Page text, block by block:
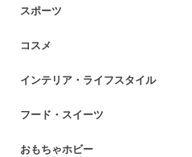
スポーツ
コスメ
インテリア・ライフスタイル
フード・スイーツ
おもちゃホビー